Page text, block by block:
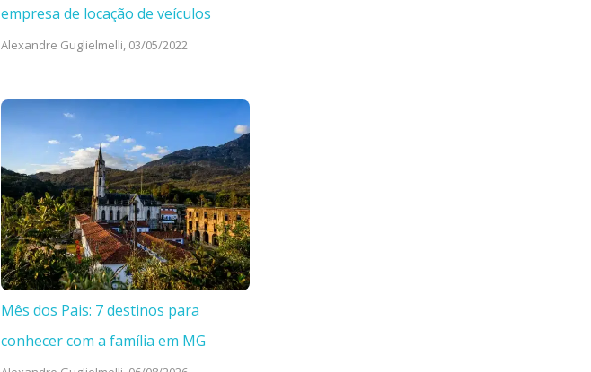
empresa de locação de veículos
Alexandre Guglielmelli, 03/05/2022
Mês dos Pais: 7 destinos para
conhecer com a família em MG